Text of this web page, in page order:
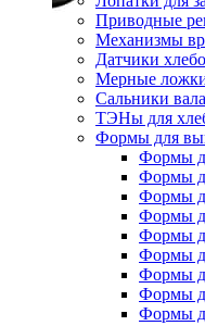
Приводные
Механизмы
Датчики
Мерные ложки
Сальники
ТЭНы для
Формы для
Формы
Формы
Формы
Формы
Формы
Формы
Формы
Формы
Формы